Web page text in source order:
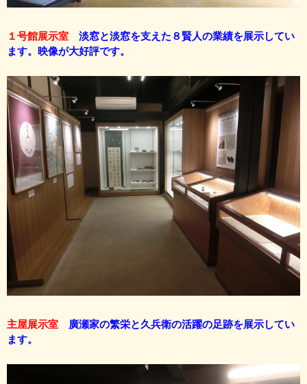
１号館展示室 淡窓と淡窓を支えた８賢人の業績を展示してい
ます。映像が大好評です。
主屋展示室
廣瀬家の繁栄と久兵衛の活躍の足跡を展示してい
ます。